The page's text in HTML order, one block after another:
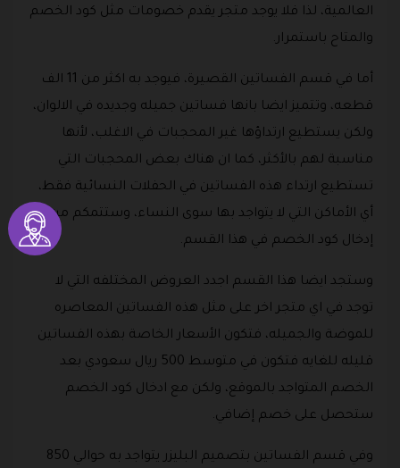
العالمية، لذا فلا يوجد متجر يقدم خصومات مثل كود الخصم
والمتاح باستمرار.
أما في قسم الفساتين القصيرة، فيوجد به اكثر من 11 الف
قطعه، وتتميز ايضا بانها فساتين جميله وجديده في الالوان،
ولكن يستطيع ارتداؤها غير المحجبات في الاغلب، لأنها
مناسبة لهم بالأكثر، كما ان هناك بعض المحجبات التي
تستطيع ارتداء هذه الفساتين في الحفلات النسائية فقط،
أي الأماكن التي لا يتواجد بها سوى النساء، وستتمكم من
إدخال كود الخصم في هذا القسم.
وستجد ايضا هذا القسم اجدد العروض المختلفه التي لا
توجد في اي متجر اخر على مثل هذه الفساتين المعاصره
للموضة والجميله، فتكون الأسعار الخاصة بهذه الفساتين
قليله للغايه فتكون في متوسط 500 ريال سعودي بعد
الخصم المتواجد بالموقع، ولكن مع ادخال كود الخصم
ستحصل على خصم إضافي.
وفي قسم الفساتين بتصميم البليزر يتواجد به حوالي 850